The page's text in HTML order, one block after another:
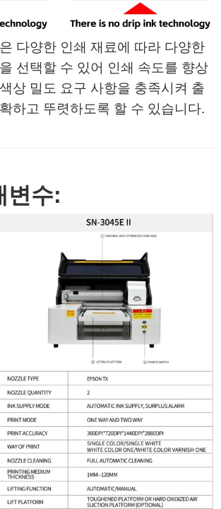
다양한 인쇄 재료에 따라 다양한
선택할 수 있어 인쇄 속도를 향상
상 밀도 요구 사항을 충족시켜 출
하고 뚜렷하도록 할 수 있습니다.
변수: